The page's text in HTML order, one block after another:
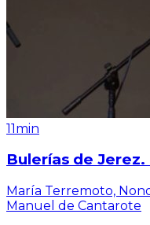
11min
Bulerías de
María Terremoto,
Manuel de Cantarote